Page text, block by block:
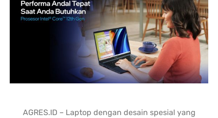
AGRES.ID – Laptop dengan desain spesial yang